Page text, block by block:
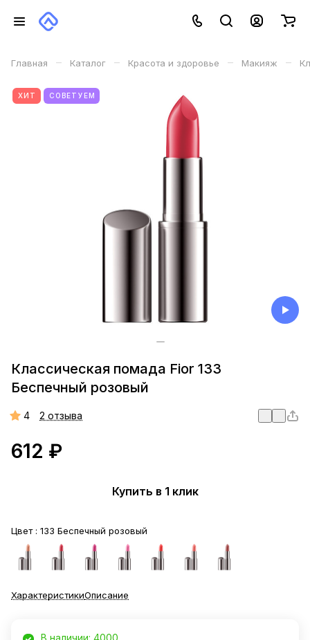
Главная – Каталог – Красота и здоровье – Макияж –
ХИТ СОВЕТУЕМ
Классическая помада Fior 133
Беспечный розовый
4 2 отзыва
612 ₽
Купить в 1 клик
Цвет : 133 Беспечный розовый
ХарактеристикиОписание